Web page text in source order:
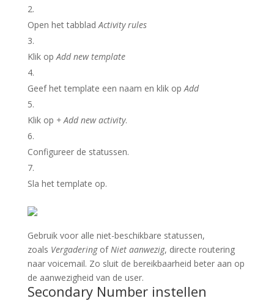
Open het tabbladActivity rules
Klik opAdd new template
Geef het template een naam en klik opAdd
Klik op + Add new activity.
Configureer de statussen.
Sla het template op.
Gebruik voor alle niet-beschikbare statussen,
zoals VergaderingofNiet aanwezig, directe routering
naar voicemail. Zo sluit de bereikbaarheid beter aan op
de aanwezigheid van de user.
Secondary Number instellen